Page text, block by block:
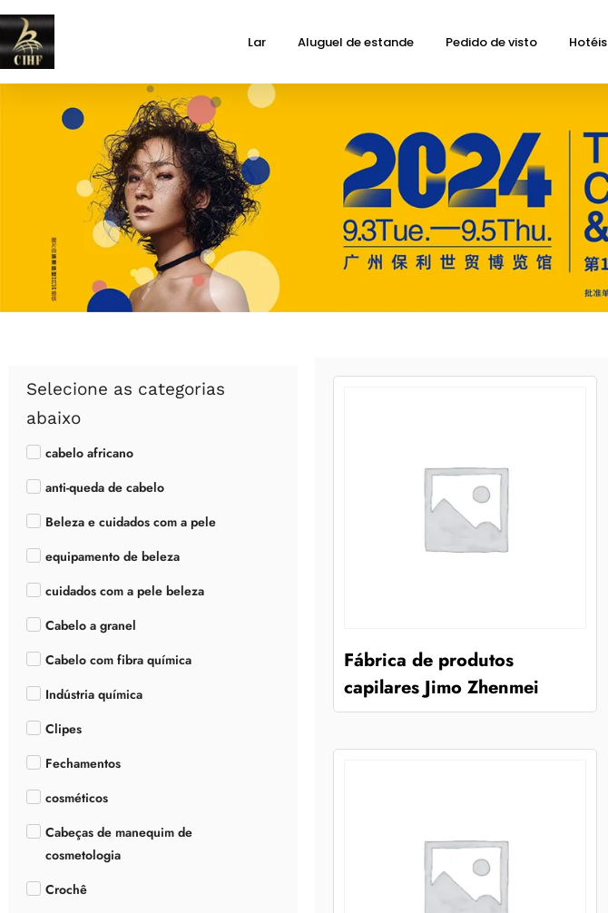
Lar Aluguel de estande Pedido de visto Hotéis
Selecione as categorias
abaixo
cabelo africano
anti-queda de cabelo
Beleza e cuidados com a pele
equipamento de beleza
cuidados com a pele beleza
Cabelo a granel
Cabelo com fibra química
Indústria química
Clipes
Fechamentos
cosméticos
Cabeças de manequim de
cosmetologia
Crochê
Fábrica de produtos
capilares Jimo Zhenmei